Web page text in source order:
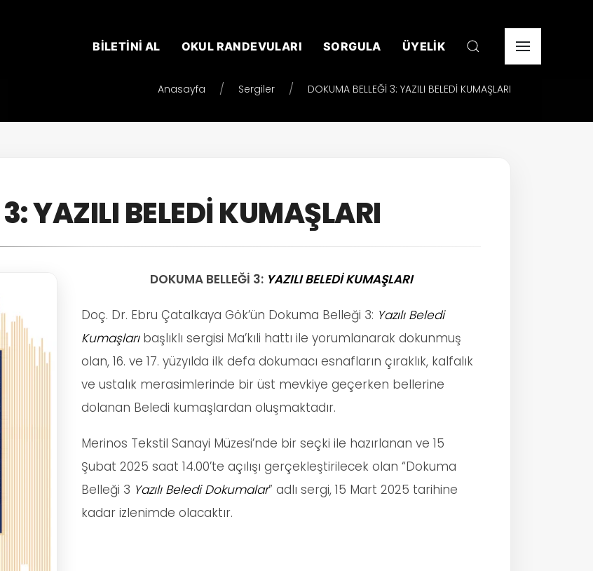
BİLETİNİ AL OKUL RANDEVULARI SORGULA ÜYELİK
Anasayfa Sergiler DOKUMA BELLEĞİ 3: YAZILI BELEDİ KUMAŞLARI
YAZILI BELEDİ KUMAŞLARI
DOKUMA BELLEĞİ 3: YAZILI BELEDİ KUMAŞLARI
Doç. Dr. Ebru Çatalkaya Gök’ün Dokuma Belleği 3: Yazılı Beledi
Kumaşlarıbaşlıklı sergisi Ma’kıli hattı ile yorumlanarak dokunmuş
olan, 16. ve 17. yüzyılda ilk defa dokumacı esnafların çıraklık, kalfalık
ve ustalık merasimlerinde bir üst mevkiye geçerken bellerine
dolanan Beledi kumaşlardan oluşmaktadır.
Merinos Tekstil Sanayi Müzesi’nde bir seçki ile hazırlanan ve 15
Şubat 2025 saat 14.00’te açılışı gerçekleştirilecek olan “Dokuma
Belleği 3 Yazılı Beledi Dokumalar” adlı sergi, 15 Mart 2025 tarihine
kadar izlenimde olacaktır.